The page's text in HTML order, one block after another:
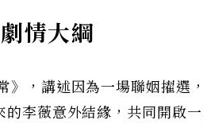
情大綱
》，講述因為一場聯姻擢選
的李薇意外結緣，共同開啟